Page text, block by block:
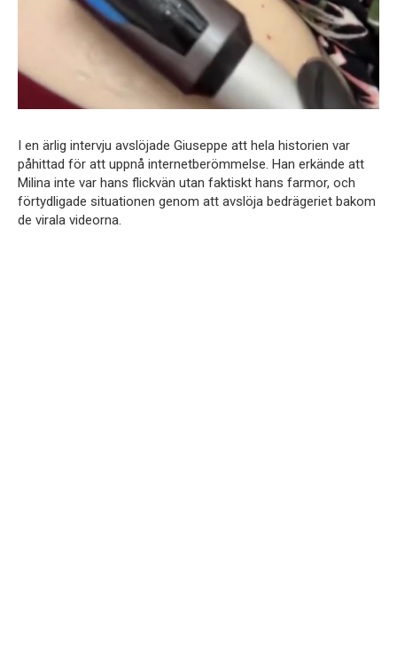
I en ärlig intervju avslöjade Giuseppe att hela historien var
påhittad för att uppnå internetberömmelse. Han erkände att
Milina inte var hans flickvän utan faktiskt hans farmor, och
förtydligade situationen genom att avslöja bedrägeriet bakom
de virala videorna.